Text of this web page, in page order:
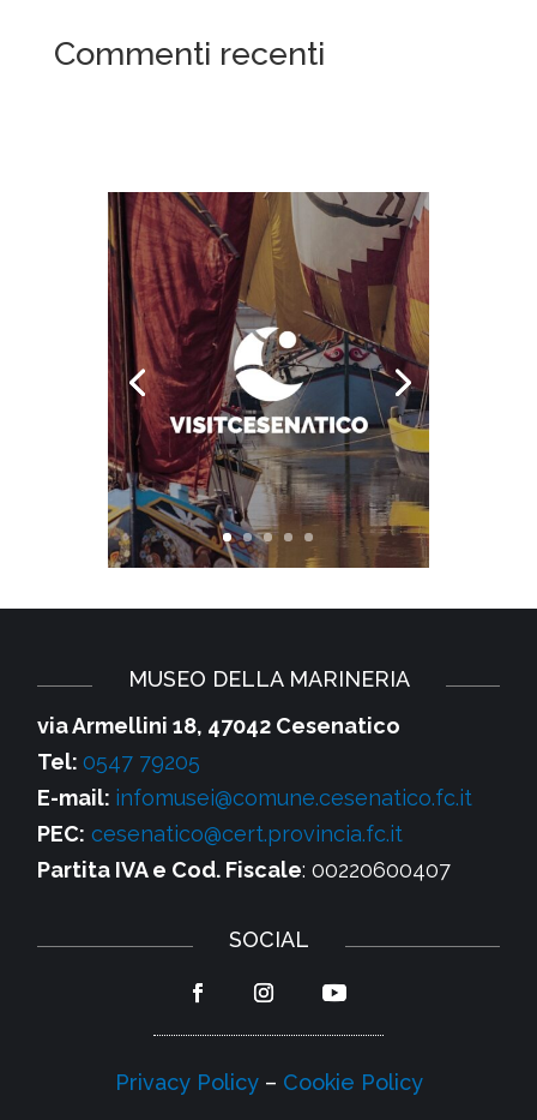
Commenti recenti
MUSEO DELLA MARINERIA
via Armellini 18, 47042 Cesenatico
Tel:0547 79205
E-mail: infomusei@comune.cesenatico.fc.it
PEC: cesenatico@cert.provincia.fc.it
Partita IVA e Cod. Fiscale: 00220600407
SOCIAL
Privacy Policy– Cookie Policy